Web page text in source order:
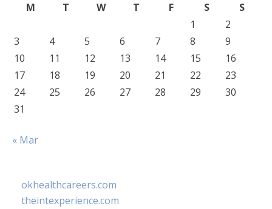
M
T W T F S
S
1
2
3
4 5 6 7 8
9
10
11 12 13 14 15
16
17
18 19 20 21 22
23
24
25 26 27 28 29
30
31
« Mar
okhealthcareers.com
theintexperience.com